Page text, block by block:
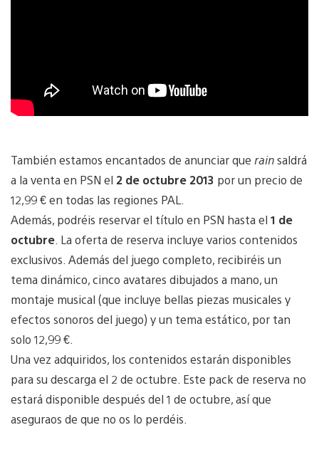
También estamos encantados de anunciar que rainsaldrá
a la venta en PSN el 2 de octubre 2013 por un precio de
12,99 € en todas las regiones PAL.
Además, podréis reservar el título en PSN hasta el 1 de
octubre . La oferta de reserva incluye varios contenidos
exclusivos. Además del juego completo, recibiréis un
tema dinámico, cinco avatares dibujados a mano, un
montaje musical (que incluye bellas piezas musicales y
efectos sonoros del juego) y un tema estático, por tan
solo 12,99 €.
Una vez adquiridos, los contenidos estarán disponibles
para su descarga el 2 de octubre. Este pack de reserva no
estará disponible después del 1 de octubre, así que
aseguraos de que no os lo perdéis.